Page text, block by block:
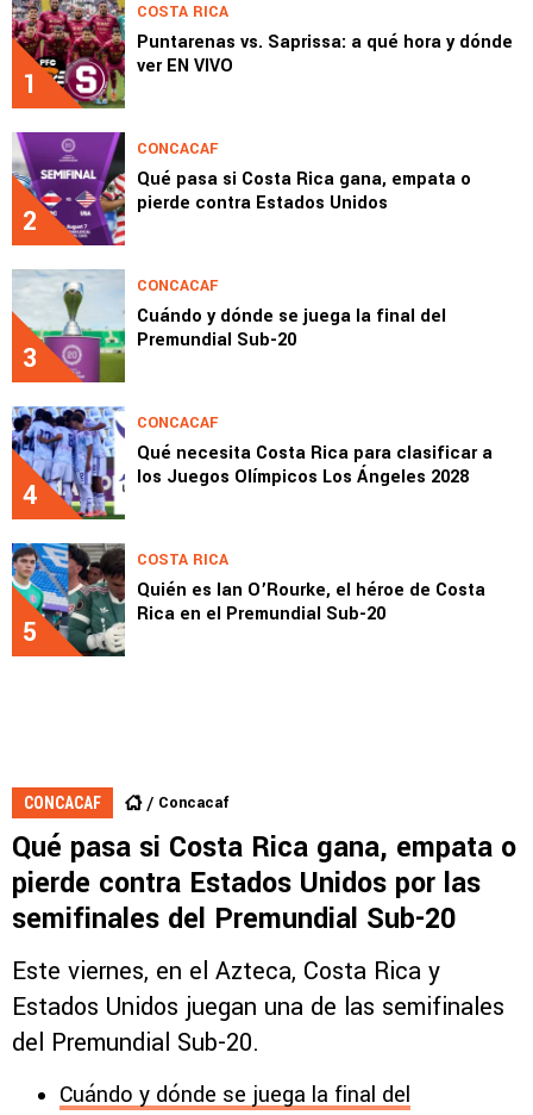
1
COSTA RICA
Puntarenas vs. Saprissa: a qué hora y dónde
ver EN VIVO
2
CONCACAF
Qué pasa si Costa Rica gana, empata o
pierde contra Estados Unidos
3
CONCACAF
Cuándo y dónde se juega la final del
Premundial Sub-20
4
CONCACAF
Qué necesita Costa Rica para clasificar a
los Juegos Olímpicos Los Ángeles 2028
5
COSTA RICA
Quién es Ian O’Rourke, el héroe de Costa
Rica en el Premundial Sub-20
CONCACAF Concacaf
Qué pasa si Costa Rica gana, empata o
pierde contra Estados Unidos por las
semifinales del Premundial Sub-20
Este viernes, en el Azteca, Costa Rica y
Estados Unidos juegan una de las semifinales
del Premundial Sub-20.
Cuándo y dónde se juega la final del